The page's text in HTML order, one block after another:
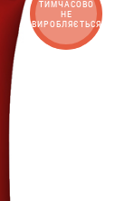
ТИМЧАСОВО
НЕ
ВИРОБЛЯЄТЬСЯ